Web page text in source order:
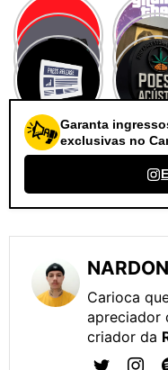
Garanta
exclusivas no
Carioca
apreciador
criador da